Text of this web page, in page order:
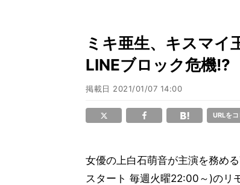
ミキ亜生、キスマイ
LINEブロック危機!?
掲載日 2021/01/07 14:00
URLを
女優の上白石萌音が主演を務め
スタート 毎週火曜22:00～)のリ